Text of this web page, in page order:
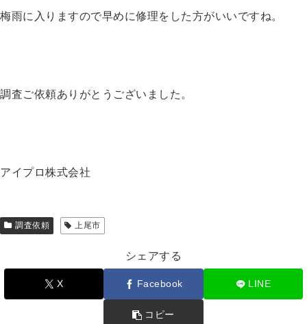
梅雨に入りますので早めに修理をした方がいいですね。
調査ご依頼ありがとうございました。
アイプロ株式会社
調査依頼 上尾市
シェアする
X Facebook LINE
コピー